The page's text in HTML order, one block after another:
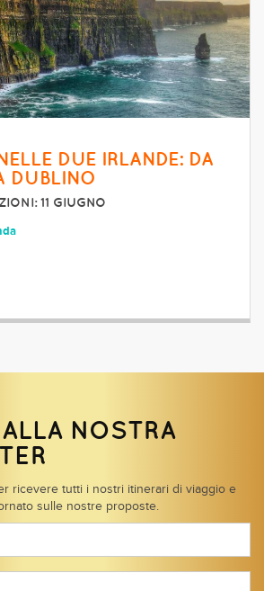
DUE IRLANDE: DA
DUBLINO
11 GIUGNO
NOSTRA
ricevere tutti i nostri itinerari di viaggio e
sulle nostre proposte.